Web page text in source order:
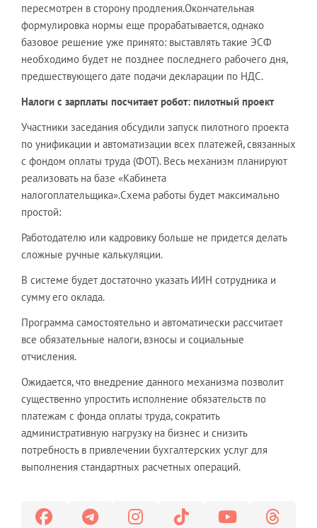
пересмотрен в сторону продления.Окончательная
формулировка нормы еще прорабатывается, однако
базовое решение уже принято: выставлять такие ЭСФ
необходимо будет не позднее последнего рабочего дня,
предшествующего дате подачи декларации по НДС.
Налоги с зарплаты посчитает робот: пилотный проект
Участники заседания обсудили запуск пилотного проекта
по унификации и автоматизации всех платежей, связанных
с фондом оплаты труда (ФОТ). Весь механизм планируют
реализовать на базе «Кабинета
налогоплательщика».Схема работы будет максимально
простой:
Работодателю или кадровику больше не придется делать
сложные ручные калькуляции.
В системе будет достаточно указать ИИН сотрудника и
сумму его оклада.
Программа самостоятельно и автоматически рассчитает
все обязательные налоги, взносы и социальные
отчисления.
Ожидается, что внедрение данного механизма позволит
существенно упростить исполнение обязательств по
платежам с фонда оплаты труда, сократить
административную нагрузку на бизнес и снизить
потребность в привлечении бухгалтерских услуг для
выполнения стандартных расчетных операций.